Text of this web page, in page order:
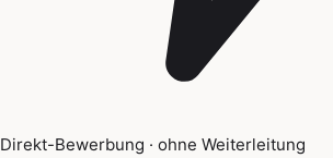
Direkt-Bewerbung · ohne Weiterleitung